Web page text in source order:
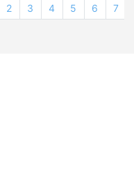
2
3
4
5
6
7